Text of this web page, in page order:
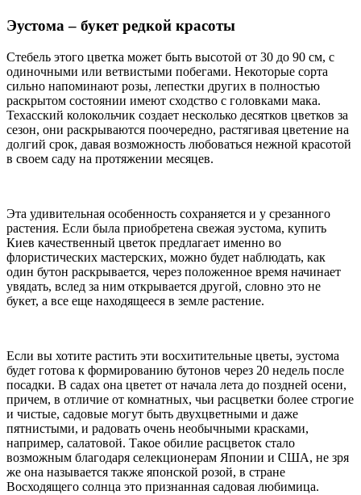
Эустома – букет редкой красоты
Стебель этого цветка может быть высотой от 30 до 90 см, с
одиночными или ветвистыми побегами. Некоторые сорта
сильно напоминают розы, лепестки других в полностью
раскрытом состоянии имеют сходство с головками мака.
Техасский колокольчик создает несколько десятков цветков за
сезон, они раскрываются поочередно, растягивая цветение на
долгий срок, давая возможность любоваться нежной красотой
в своем саду на протяжении месяцев.
Эта удивительная особенность сохраняется и у срезанного
растения. Если была приобретена свежая эустома, купить
Киев качественный цветок предлагает именно во
флористических мастерских, можно будет наблюдать, как
один бутон раскрывается, через положенное время начинает
увядать, вслед за ним открывается другой, словно это не
букет, а все еще находящееся в земле растение.
Если вы хотите растить эти восхитительные цветы, эустома
будет готова к формированию бутонов через 20 недель после
посадки. В садах она цветет от начала лета до поздней осени,
причем, в отличие от комнатных, чьи расцветки более строгие
и чистые, садовые могут быть двухцветными и даже
пятнистыми, и радовать очень необычными красками,
например, салатовой. Такое обилие расцветок стало
возможным благодаря селекционерам Японии и США, не зря
же она называется также японской розой, в стране
Восходящего солнца это признанная садовая любимица.